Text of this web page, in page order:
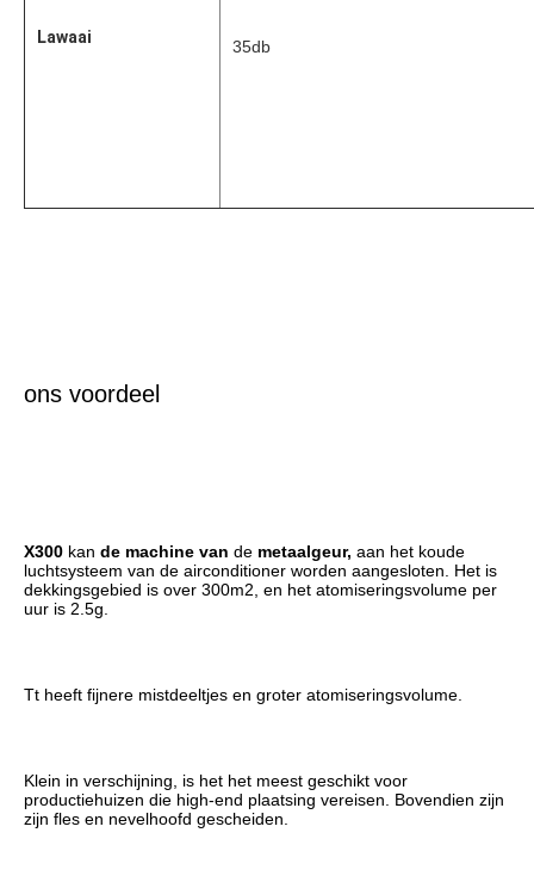
Lawaai 35db
ons voordeel
X300 kan de machine van de metaalgeur, aan het koude
luchtsysteem van de airconditioner worden aangesloten. Het is
dekkingsgebied is over 300m2, en het atomiseringsvolume per
uur is 2.5g.
Tt heeft fijnere mistdeeltjes en groter atomiseringsvolume.
Klein in verschijning, is het het meest geschikt voor
productiehuizen die high-end plaatsing vereisen. Bovendien zijn
zijn fles en nevelhoofd gescheiden.